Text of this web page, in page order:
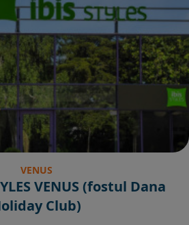
VENUS
VENUS (fostul Dana
Club)